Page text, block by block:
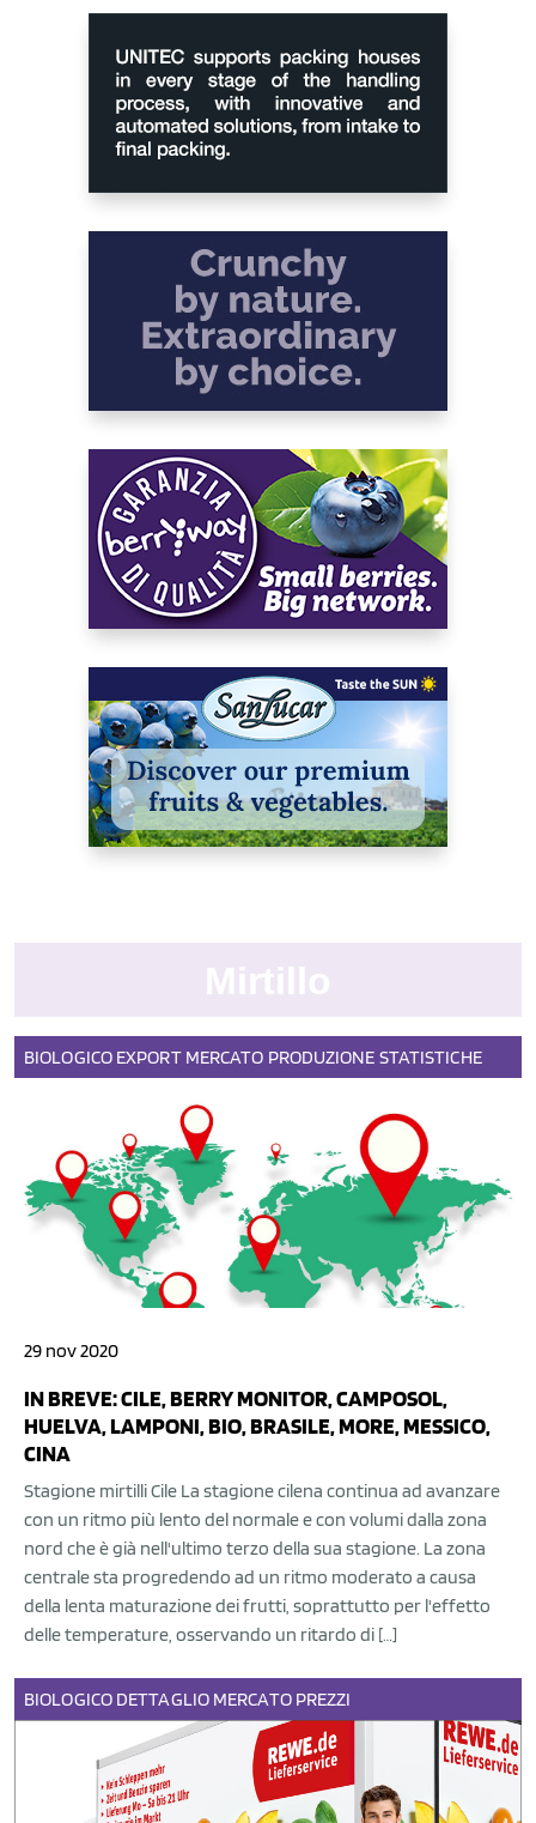
BIOLOGICO EXPORT MERCATO PRODUZIONE STATISTICHE
29 nov 2020
IN BREVE: CILE, BERRY MONITOR, CAMPOSOL,
HUELVA, LAMPONI, BIO, BRASILE, MORE, MESSICO,
CINA
Stagione mirtilli Cile La stagione cilena continua ad avanzare
con un ritmo più lento del normale e con volumi dalla zona
nord che è già nell'ultimo terzo della sua stagione. La zona
centrale sta progredendo ad un ritmo moderato a causa
della lenta maturazione dei frutti, soprattutto per l'effetto
delle temperature, osservando un ritardo di […]
BIOLOGICO DETTAGLIO MERCATO PREZZI